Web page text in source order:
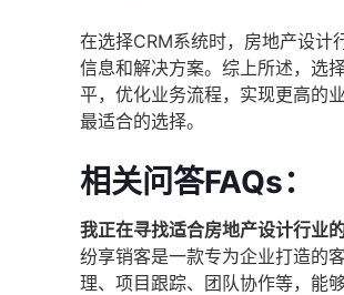
在选择CRM系统时，房地产设计
信息和解决方案。综上所述，选
平，优化业务流程，实现更高的
最适合的选择。
相关问答FAQs：
我正在寻找适合房地产设计行业
纷享销客是一款专为企业打造的
理、项目跟踪、团队协作等，能